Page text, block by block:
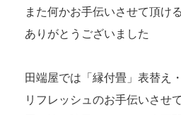
また何かお手伝いさせて頂け
ありがとうございました
田端屋では「縁付畳」表替え
リフレッシュのお手伝いさせ